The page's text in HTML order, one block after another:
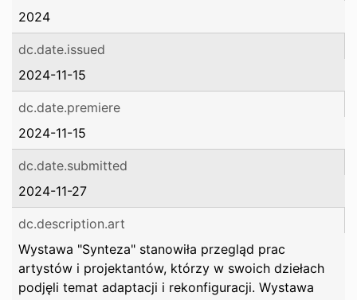
2024
dc.date.issued
2024-11-15
dc.date.premiere
2024-11-15
dc.date.submitted
2024-11-27
dc.description.art
Wystawa "Synteza" stanowiła przegląd prac
artystów i projektantów, którzy w swoich dziełach
podjęli temat adaptacji i rekonfiguracji. Wystawa